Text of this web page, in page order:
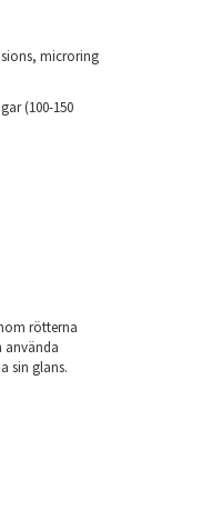
microring
(100-150
rötterna
använda
sin glans.